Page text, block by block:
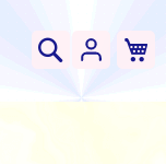
Suche